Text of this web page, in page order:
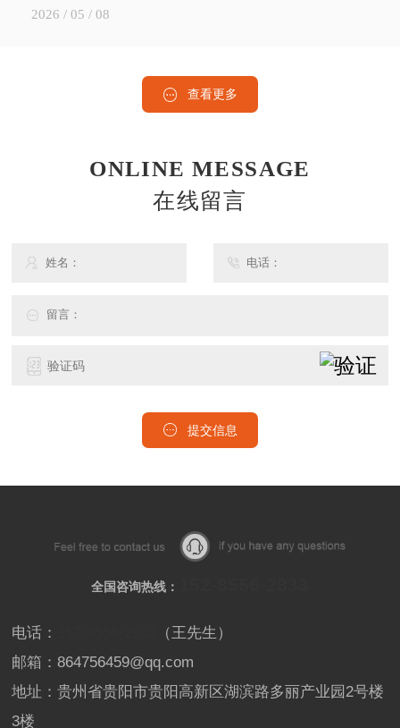
2026 / 05 / 08
查看更多
ONLINE MESSAGE
在线留言
提交信息
全国咨询热线：
电话：
（王先生）
邮箱：864756459@qq.com
地址：贵州省贵阳市贵阳高新区湖滨路多丽产业园2号楼
3楼